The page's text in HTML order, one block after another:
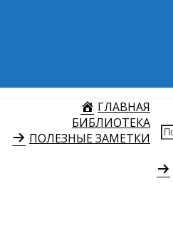
ГЛАВНАЯ
БИБЛИОТЕКА
ПОЛЕЗНЫЕ ЗАМЕТКИ